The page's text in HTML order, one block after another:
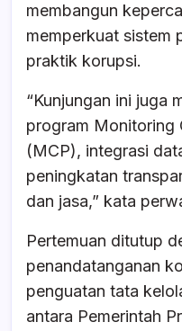
membangun
memperkuat sistem
praktik korupsi.
“Kunjungan ini juga
program Monitoring
(MCP), integrasi
peningkatan
dan jasa,” kata
Pertemuan ditutup
penandatanganan
penguatan tata
antara Pemerintah